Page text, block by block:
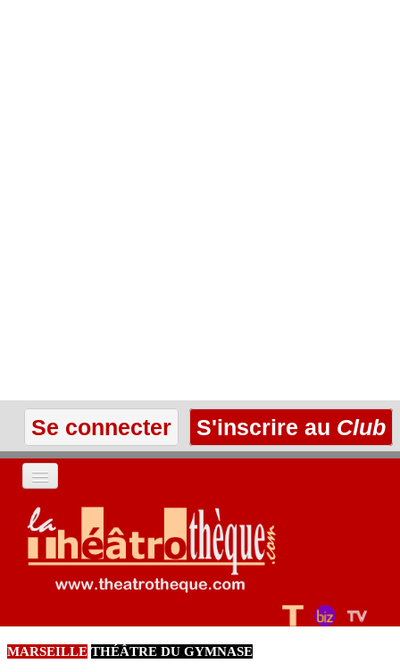
Se connecter S'inscrire au Club
ACCUEIL
LES TEXTES
LES ANNONCES
MARSEILLE THÉÂTRE DU GYMNASE